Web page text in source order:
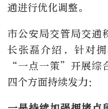
通进行优化调整。
市公安局交管局交通
长张磊介绍，针对
“一点一策”开展综
四个方面持续发力：